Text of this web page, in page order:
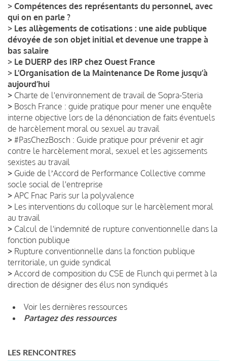
> Compétences des représentants du personnel, avec
qui on en parle ?
> Les allègements de cotisations : une aide publique
dévoyée de son objet initial et devenue une trappe à
bas salaire
> Le DUERP des IRP chez Ouest France
> L’Organisation de la Maintenance De Rome jusqu’à
aujourd’hui
> Charte de l'environnement de travail de Sopra-Steria
> Bosch France : guide pratique pour mener une enquête
interne objective lors de la dénonciation de faits éventuels
de harcèlement moral ou sexuel au travail
> #PasChezBosch : Guide pratique pour prévenir et agir
contre le harcèlement moral, sexuel et les agissements
sexistes au travail
> Guide de lʼAccord de Performance Collective comme
socle social de l'entreprise
> APC Fnac Paris sur la polyvalence
> Les interventions du colloque sur le harcèlement moral
au travail
> Calcul de l'indemnité de rupture conventionnelle dans la
fonction publique
> Rupture conventionnelle dans la fonction publique
territoriale, un guide syndical
> Accord de composition du CSE de Flunch qui permet à la
direction de désigner des élus non syndiqués
Voir les dernières ressources
Partagez des ressources
LES RENCONTRES